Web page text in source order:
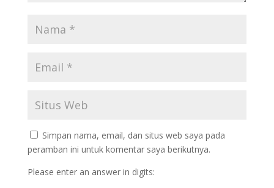
Simpan nama, email, dan situs web saya pada
peramban ini untuk komentar saya berikutnya.
Please enter an answer in digits: